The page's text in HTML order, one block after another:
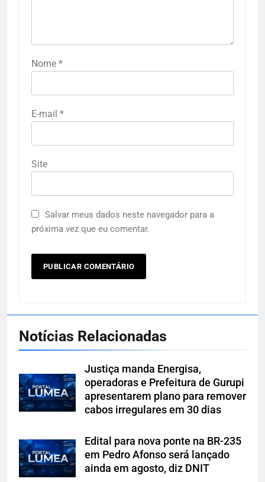
Nome *
E-mail *
Site
Salvar meus dados neste navegador para a
próxima vez que eu comentar.
Notícias Relacionadas
Justiça manda Energisa,
operadoras e Prefeitura de Gurupi
apresentarem plano para remover
cabos irregulares em 30 dias
Edital para nova ponte na BR-235
em Pedro Afonso será lançado
ainda em agosto, diz DNIT